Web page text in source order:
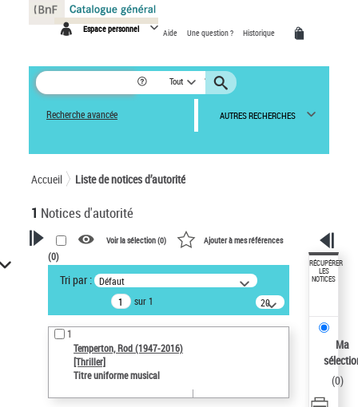
Espace personnel Aide Une question ? Historique
Tout
Recherche avancée AUTRES RECHERCHES
Accueil Liste de notices d’autorité
1 Notices d'autorité
VOTRE RECHERCHE
Recherche avancée dans les
notices d’autorité
Œuvres liées à l'auteur :
Temperton, Rod (1947-2016)
Type de notice d'autorité
Voir la sélection (0) Ajouter à mes références
(0)
Tri par : Défaut
sur 1
20
résultats/page
1
Temperton, Rod (1947-2016)
[Thriller]
Titre uniforme musical
RÉCUPÉRER
LES
NOTICES
Ma
(0)
Panneau de gestion des cookies